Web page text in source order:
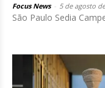
Focus News 5 de agosto
São Paulo Sedia